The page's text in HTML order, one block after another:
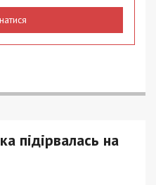
підірвалась на